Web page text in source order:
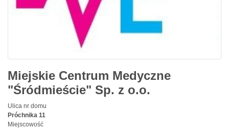
Miejskie Centrum Medyczne
"Śródmieście" Sp. z o.o.
Ulica nr domu
Próchnika 11
Miejscowość